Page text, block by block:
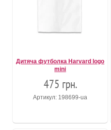
Дитяча футболка Harvard logo
mini
475 грн.
Артикул: 198699-ua